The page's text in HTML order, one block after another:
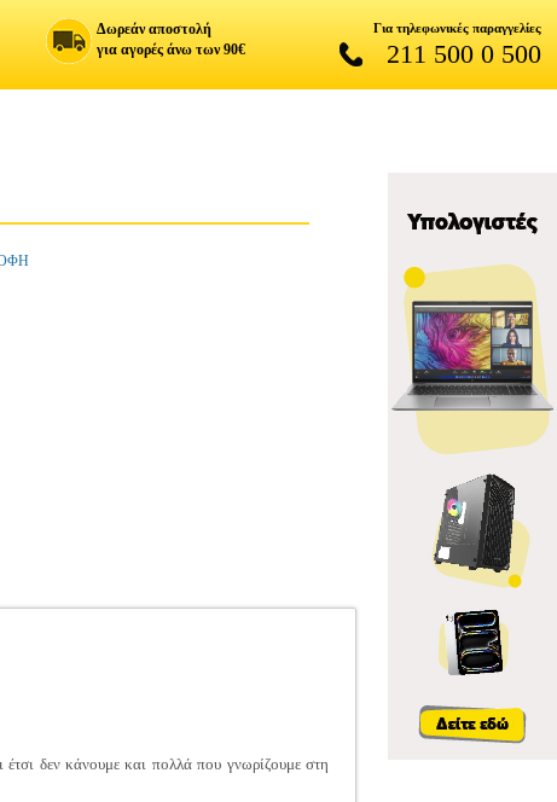
Δωρεάν αποστολή
για αγορές άνω των 90€
Για τηλεφωνικές παραγγελίες
211 500 0 500
δεν κάνουμε και πολλά που γνωρίζουμε στη